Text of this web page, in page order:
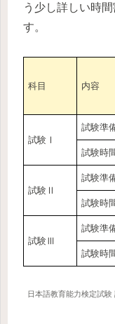
う少し詳しい時
す。
科目 内容
試験Ⅰ
試験準
試験時
試験Ⅱ
試験準
試験時
試験Ⅲ
試験準
試験時
日本語教育能力検定試験